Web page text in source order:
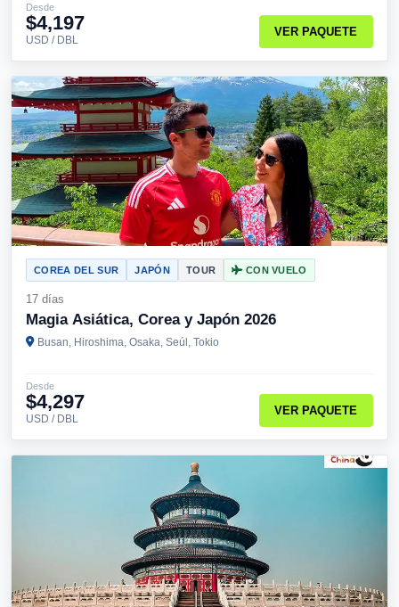
Desde
$4,197
USD / DBL
VER PAQUETE
COREA DEL SUR JAPÓN TOUR CON VUELO
17 días
Magia Asiática, Corea y Japón 2026
Busan, Hiroshima, Osaka, Seúl, Tokio
Desde
$4,297
USD / DBL
VER PAQUETE